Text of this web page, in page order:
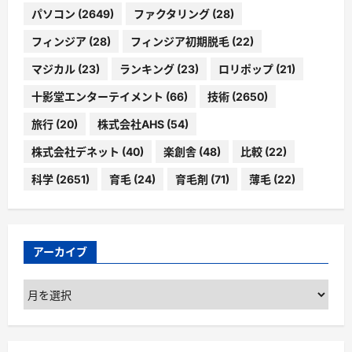
パソコン (2649) ファクタリング (28)
フィンジア (28) フィンジア初期脱毛 (22)
マジカル (23) ランキング (23) ロリポップ (21)
十影堂エンターテイメント (66) 技術 (2650)
旅行 (20) 株式会社AHS (54)
株式会社デネット (40) 楽創舎 (48) 比較 (22)
科学 (2651) 育毛 (24) 育毛剤 (71) 薄毛 (22)
アーカイブ
ア
ー
カ